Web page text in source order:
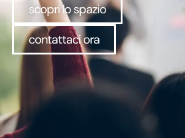
scopri lo spazio
contattaci ora